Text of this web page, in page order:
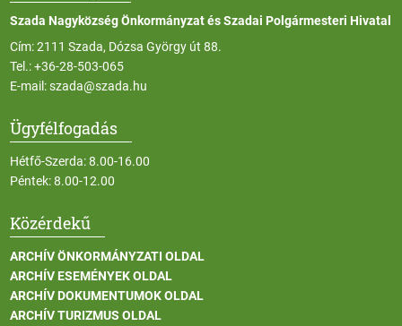
Szada Nagyközség Önkormányzat és Szadai Polgármesteri Hivatal
Cím: 2111 Szada, Dózsa György út 88.
Tel.:+36-28-503-065
E-mail:szada@szada.hu
Ügyfélfogadás
Hétfő-Szerda: 8.00-16.00
Péntek: 8.00-12.00
Közérdekű
ARCHÍV ÖNKORMÁNYZATI OLDAL
ARCHÍV ESEMÉNYEK OLDAL
ARCHÍV DOKUMENTUMOK OLDAL
ARCHÍV TURIZMUS OLDAL